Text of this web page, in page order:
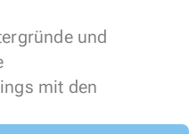
und
mit den